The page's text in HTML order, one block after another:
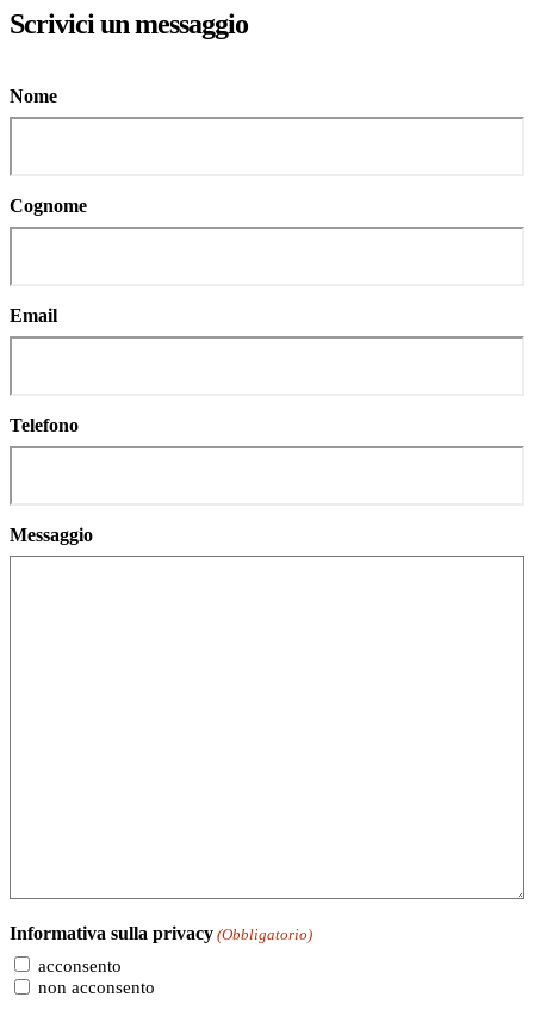
Scrivici un messaggio
Nome
Cognome
Email
Telefono
Messaggio
Informativa sulla privacy (Obbligatorio)
acconsento
non acconsento